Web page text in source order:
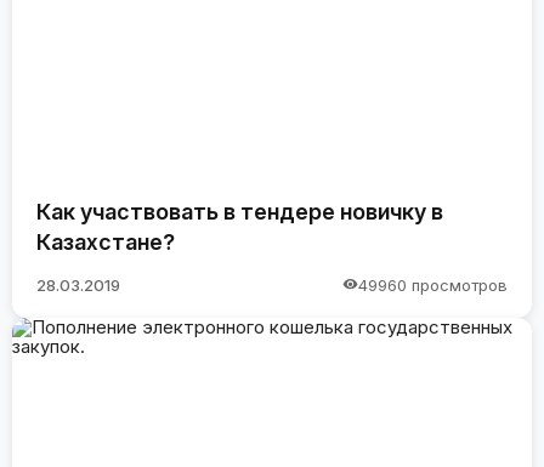
Как участвовать в тендере новичку в
Казахстане?
28.03.2019 49960 просмотров